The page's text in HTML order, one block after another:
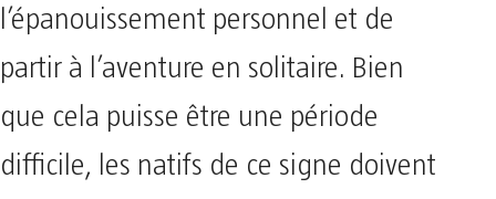
l’épanouissement personnel et de
partir à l’aventure en solitaire. Bien
que cela puisse être une période
difficile, les natifs de ce signe doivent